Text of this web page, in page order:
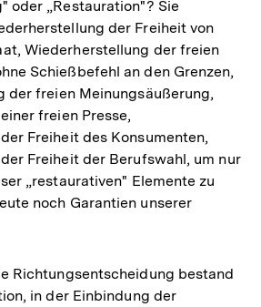
oder „Restauration"? Sie
der Freiheit von
Wiederherstellung der freien
Schießbefehl an den Grenzen,
der freien Meinungsäußerung,
freien Presse,
Freiheit des Konsumenten,
Freiheit der Berufswahl, um nur
„restaurativen" Elemente zu
noch Garantien unserer
Richtungsentscheidung bestand
in der Einbindung der